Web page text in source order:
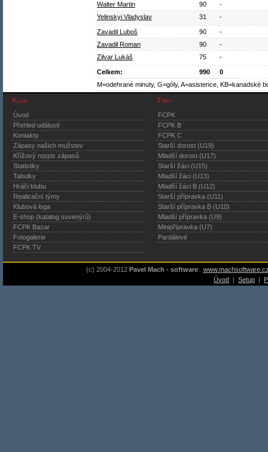
Walter Martin
90
-
Yelinskyi Vladyslav
31 -
Zavadil Luboš 90
-
Zavadil Roman
90
-
Zilvar Lukáš
75 -
Celkem: 990
0
M=odehrané minuty, G=góly, A=asistence, KB=kanadské
Klub
Úvod
Přehled událostí
Kontakty
Zápasy našich mužstev
Křížový rozpis zápasů
Statistiky
Tabulky
Hráči klubu
Realizační týmy
Klubová loga
E-shop (katalog suvenýrů)
FCPK Bazar
Fotogalerie
FCPK TV
Týmy
FCPK
FCPK B
FCPK C
Starší dorost (U19)
Mladší dorost (U17)
Starší žáci (U15)
Mladší žáci (U13)
Mladší žáci B (U12)
Starší přípravka (U11)
Starší přípravka B (U10)
Mladší přípravka (U9)
Minipřípravka (U7)
Pardálové
(c) 2004-2012 Pavel Mach - software:
Úvod | Setup |